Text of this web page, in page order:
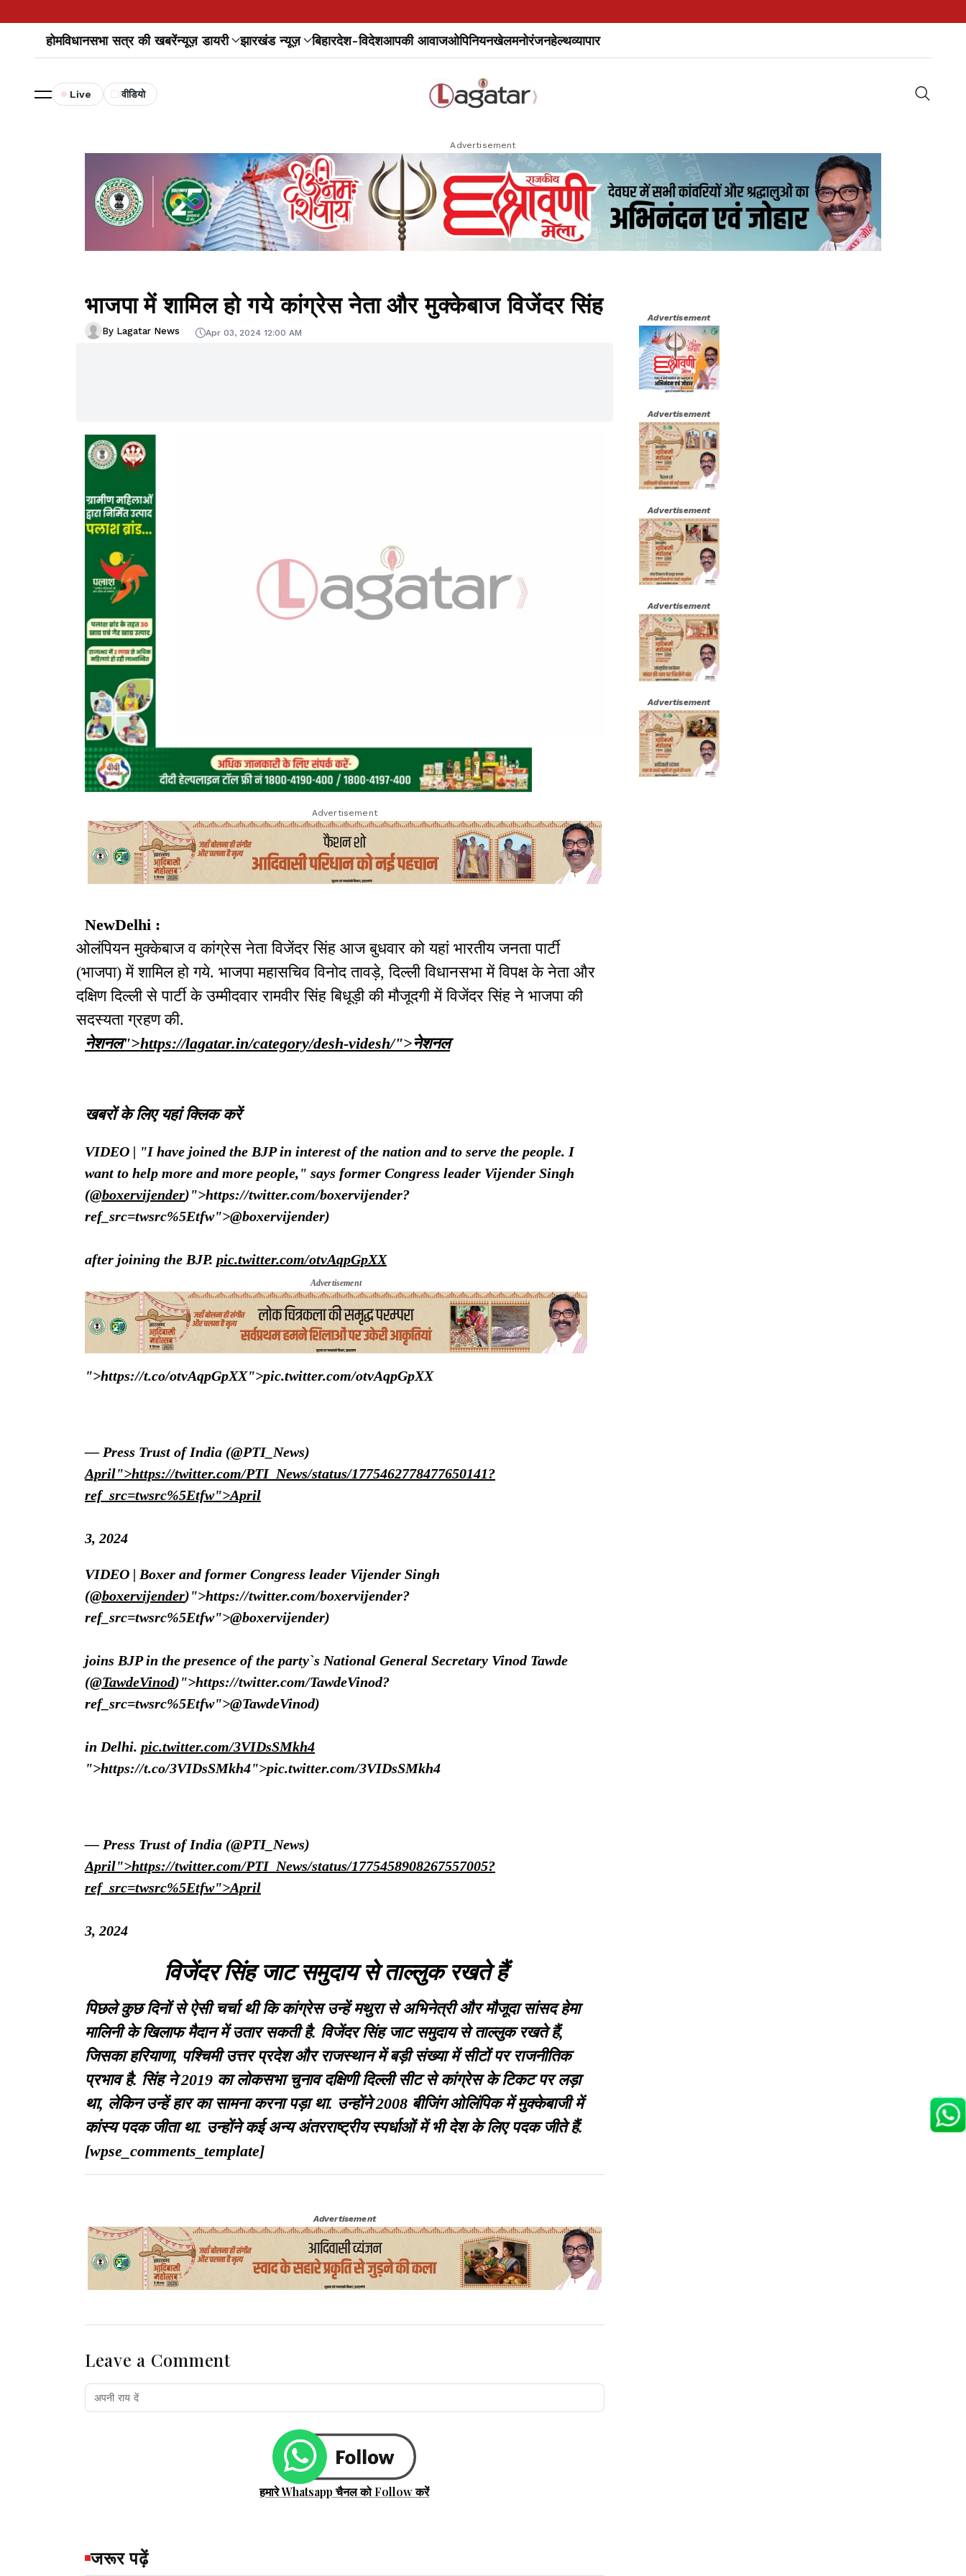
होमविधानसभा सत्र की खबरेंन्यूज़ डायरी झारखंड न्यूज़ बिहारदेश-विदेशआपकी आवाजओपिनियनखेलमनोरंजनहेल्थव्यापार
Live वीडियो
Advertisement
भाजपा में शामिल हो गये कांग्रेस नेता और मुक्केबाज विजेंदर सिंह
By Lagatar News Apr 03, 2024 12:00 AM
Advertisement
NewDelhi :
ओलंपियन मुक्केबाज व कांग्रेस नेता विजेंदर सिंह आज बुधवार को यहां भारतीय जनता पार्टी
(भाजपा) में शामिल हो गये. भाजपा महासचिव विनोद तावड़े, दिल्ली विधानसभा में विपक्ष के नेता और
दक्षिण दिल्ली से पार्टी के उम्मीदवार रामवीर सिंह बिधूड़ी की मौजूदगी में विजेंदर सिंह ने भाजपा की
सदस्यता ग्रहण की.
नेशनल">https://lagatar.in/category/desh-videsh/">नेशनल
खबरों के लिए यहां क्लिक करें
VIDEO | "I have joined the BJP in interest of the nation and to serve the people. I
want to help more and more people," says former Congress leader Vijender Singh
(@boxervijender)">https://twitter.com/boxervijender?
ref_src=twsrc%5Etfw">@boxervijender)
after joining the BJP. pic.twitter.com/otvAqpGpXX
Advertisement
">https://t.co/otvAqpGpXX">pic.twitter.com/otvAqpGpXX
— Press Trust of India (@PTI_News)
April">https://twitter.com/PTI_News/status/1775462778477650141?
ref_src=twsrc%5Etfw">April
3, 2024
VIDEO | Boxer and former Congress leader Vijender Singh
(@boxervijender)">https://twitter.com/boxervijender?
ref_src=twsrc%5Etfw">@boxervijender)
joins BJP in the presence of the party`s National General Secretary Vinod Tawde
(@TawdeVinod)">https://twitter.com/TawdeVinod?
ref_src=twsrc%5Etfw">@TawdeVinod)
in Delhi. pic.twitter.com/3VIDsSMkh4
">https://t.co/3VIDsSMkh4">pic.twitter.com/3VIDsSMkh4
— Press Trust of India (@PTI_News)
April">https://twitter.com/PTI_News/status/1775458908267557005?
ref_src=twsrc%5Etfw">April
3, 2024
विजेंदर सिंह जाट समुदाय से ताल्लुक रखते हैं
पिछले कुछ दिनों से ऐसी चर्चा थी कि कांग्रेस उन्हें मथुरा से अभिनेत्री और मौजूदा सांसद हेमा
मालिनी के खिलाफ मैदान में उतार सकती है. विजेंदर सिंह जाट समुदाय से ताल्लुक रखते हैं,
जिसका हरियाणा, पश्चिमी उत्तर प्रदेश और राजस्थान में बड़ी संख्या में सीटों पर राजनीतिक
प्रभाव है. सिंह ने 2019 का लोकसभा चुनाव दक्षिणी दिल्ली सीट से कांग्रेस के टिकट पर लड़ा
था, लेकिन उन्हें हार का सामना करना पड़ा था. उन्होंने 2008 बीजिंग ओलिंपिक में मुक्केबाजी में
कांस्य पदक जीता था. उन्होंने कई अन्य अंतरराष्ट्रीय स्पर्धाओं में भी देश के लिए पदक जीते हैं.
[wpse_comments_template]
Advertisement
Leave a Comment
हमारे Whatsapp चैनल को Follow करें
जरूर पढ़ें
Advertisement
Advertisement
Advertisement
Advertisement
Advertisement